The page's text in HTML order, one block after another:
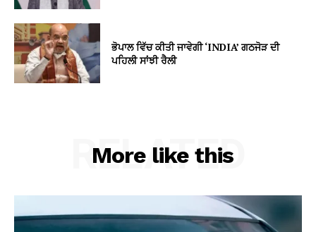
ਭੋਪਾਲ ਵਿੱਚ ਕੀਤੀ ਜਾਵੇਗੀ ‘INDIA’ ਗਠਜੋੜ ਦੀ
ਪਹਿਲੀ ਸਾਂਝੀ ਰੈਲੀ
More like this
RELATED